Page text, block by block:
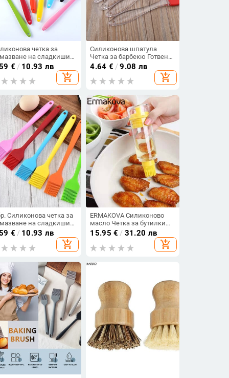
четка за
на сладкиши
за масло за торта
Масло Инструменти
Кухненска четка
Бастет Прибор
€ / 10.93 лв
add_shopping_cart
Силиконова шпатула
Четка за барбекю Готвене
Барбекю Топлоустойчиво
масло Четки за подправки
Бар Инструменти за
печене на торти Кухненски
аксесоари
4.64 € /9.08 лв
add_shopping_cart
Силиконова четка за
на сладкиши
за масло за торта
Масло Инструменти
Кухненска
Четка за
Инструмент за
за барбекю
€ / 10.93 лв
add_shopping_cart
ERMAKOVA Силиконово
масло Четка за бутилки
Четка за намазване на
сладкиши Масло Мед
Вино Сос Четка за скара
за барбекю Кухненски
инструменти
15.95 € / 31.20 лв
add_shopping_cart